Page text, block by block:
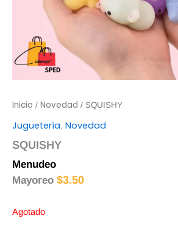
Inicio / Novedad / SQUISHY
Juguetería, Novedad
SQUISHY
Menudeo
Mayoreo $3.50
Agotado